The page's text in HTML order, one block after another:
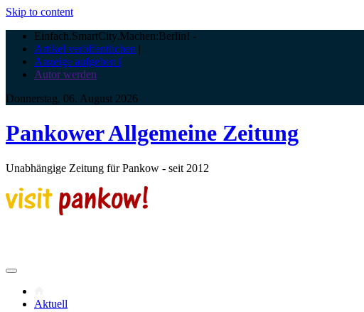
Skip to content
Einfach.SmartCity.Machen:Berlin! -
Artikel veröffentlichen |
Anzeige aufgeben |
Autor werden
Donnerstag, 06. August 2026
Pankower Allgemeine Zeitung
Unabhängige Zeitung für Pankow - seit 2012
Aktuell